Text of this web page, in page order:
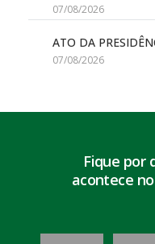
07/08/2026
ATO DA
07/08/2026
Fique por
acontece